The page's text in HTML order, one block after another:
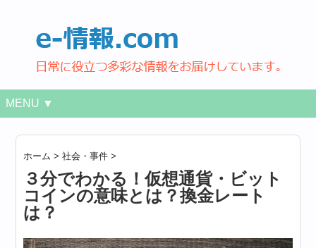
MENU ▼
ホーム >社会・事件 >
３分でわかる！仮想通貨・ビット
コインの意味とは？換金レート
は？